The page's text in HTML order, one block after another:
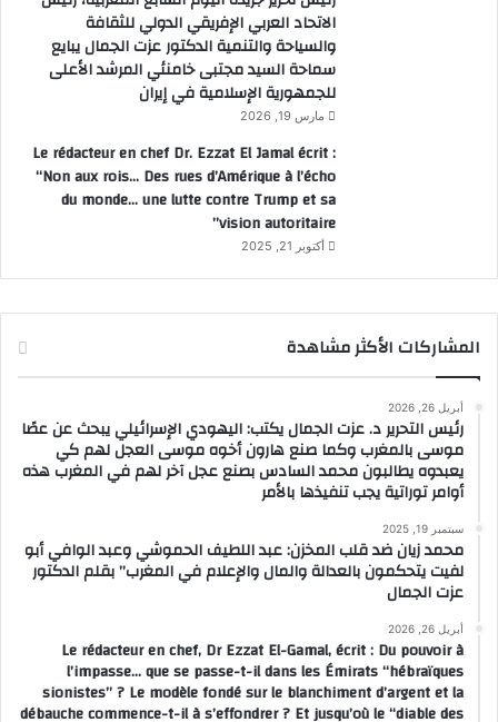
الاتحاد العربي الإفريقي الدولي للثقافة
والسياحة والتنمية الدكتور عزت الجمال يبايع
سماحة السيد مجتبى خامنئي المرشد الأعلى
للجمهورية الإسلامية في إيران
مارس 19, 2026
Le rédacteur en chef Dr. Ezzat El Jamal écrit :
“Non aux rois… Des rues d’Amérique à l’écho
du monde… une lutte contre Trump et sa
vision autoritaire”
أكتوبر 21, 2025
المشاركات الأكثر مشاهدة
أبريل 26, 2026
رئيس التحرير د. عزت الجمال يكتب: اليهودي الإسرائيلي يبحث عن عصًا
موسى بالمغرب وكما صنع هارون أخوه موسى العجل لهم كي
يعبدوه يطالبون محمد السادس بصنع عجل آخر لهم في المغرب هذه
أوامر توراتية يجب تنفيذها بالأمر
سبتمبر 19, 2025
محمد زيان ضد قلب المخزن: عبد اللطيف الحموشي وعبد الوافي أبو
لفيت يتحكمون بالعدالة والمال والإعلام في المغرب” بقلم الدكتور
عزت الجمال
أبريل 26, 2026
Le rédacteur en chef, Dr Ezzat El-Gamal, écrit : Du pouvoir à
l’impasse… que se passe-t-il dans les Émirats “hébraïques
sionistes” ? Le modèle fondé sur le blanchiment d’argent et la
débauche commence-t-il à s’effondrer ? Et jusqu’où le “diable des